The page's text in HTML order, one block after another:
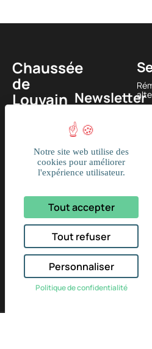
Chaussée
de
Louvain
Lasne,
BELGIQUE
+32
(0)2
374 61
Newsletter
Notre site web utilise des
cookies pour améliorer
l'expérience utilisateur.
Tout accepter
Tout refuser
Personnaliser
Politique de confidentialité